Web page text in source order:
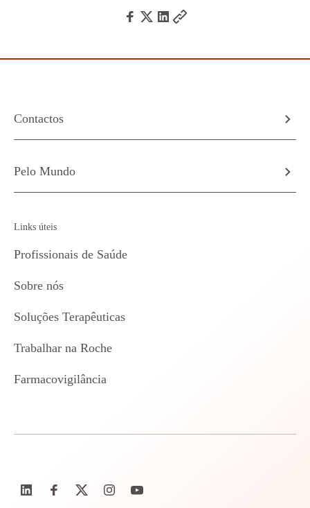
Contactos
Pelo Mundo
Links úteis
Profissionais de Saúde
Sobre nós
Soluções Terapêuticas
Trabalhar na Roche
Farmacovigilância